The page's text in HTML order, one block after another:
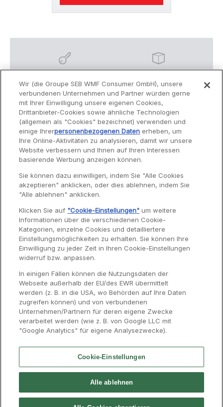
Werktage
Datenschutzrichtlinie AGB
Service
Garantie
Reparaturen
Bedienungsanleitungen
Häufig gestellte Fragen
Kontaktseite
Impressum Groupe SEB
Wir (die Groupe SEB WMF Consumer GmbH), unsere
verbundenen Unternehmen und Partner würden gerne
mit Ihrer Einwilligung unsere eigenen Cookies,
Drittanbieter-Cookies sowie ähnliche Technologien
(allgemein als "Cookies" bezeichnet) verwenden und
einige Ihrerpersonenbezogenen Daten erheben, um
Ihre Online-Aktivitäten zu analysieren, damit wir unsere
Website verbessern und Ihnen auf Ihren Interessen
basierende Werbung anzeigen können.
Sie können dazu einwilligen, indem Sie "Alle Cookies
akzeptieren" anklicken, oder dies ablehnen, indem Sie
"Alle ablehnen" anklicken.
Klicken Sie auf "Cookie-Einstellungen" um weitere
Informationen über die verschiedenen Cookie-
Kategorien, einzelne Cookies und detailliertere
Einstellungsmöglichkeiten zu erhalten. Sie können Ihre
Einwilligung zu jeder Zeit in Ihren Cookie-Einstellungen
widerruf bzw. anpassen.
In einigen Fällen können die Nutzungsdaten der
Webseite außerhalb der EU/des EWR übermittelt
werden (z. B. in die USA, wo Behörden auf Ihre Daten
zugreifen können) und von verbundenen
Unternehmen/Partnern für deren eigene Zwecke
verarbeitet werden (wie z. B. von Google LLC mit
"Google Analytics" für eigene Analysezwecke).
Cookie-Einstellungen
Alle ablehnen